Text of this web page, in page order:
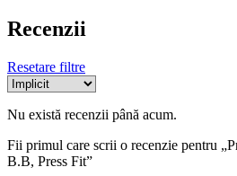
Recenzii
Resetare filtre
Nu există recenzii până acum.
Fii primul care scrii o recenzie pentru
B.B, Press Fit”